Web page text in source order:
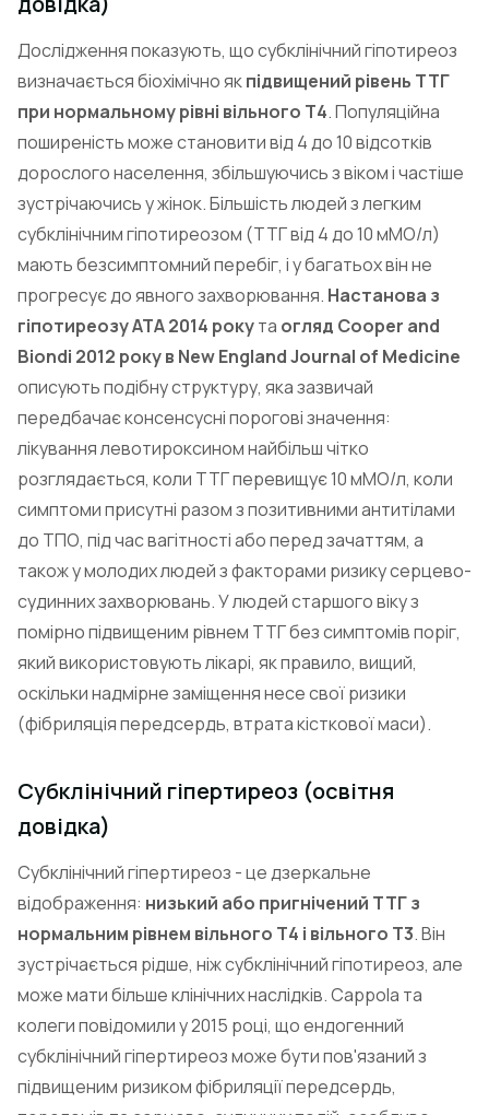
Дослідження показують, що субклінічний гіпотиреоз
визначається біохімічно якпідвищений рівень ТТГ
при нормальному рівні вільного Т4. Популяційна
поширеність може становити від 4 до 10 відсотків
дорослого населення, збільшуючись з віком і частіше
зустрічаючись у жінок. Більшість людей з легким
субклінічним гіпотиреозом (ТТГ від 4 до 10 мМО/л)
мають безсимптомний перебіг, і у багатьох він не
прогресує до явного захворювання. Настанова з
гіпотиреозу ATA 2014 рокута огляд Cooper and
Biondi 2012 року в New England Journal of Medicine
описують подібну структуру, яка зазвичай
передбачає консенсусні порогові значення:
лікування левотироксином найбільш чітко
розглядається, коли ТТГ перевищує 10 мМО/л, коли
симптоми присутні разом з позитивними антитілами
до ТПО, під час вагітності або перед зачаттям, а
також у молодих людей з факторами ризику серцево-
судинних захворювань. У людей старшого віку з
помірно підвищеним рівнем ТТГ без симптомів поріг,
який використовують лікарі, як правило, вищий,
оскільки надмірне заміщення несе свої ризики
(фібриляція передсердь, втрата кісткової маси).
Субклінічний гіпертиреоз (освітня
довідка)
Субклінічний гіпертиреоз - це дзеркальне
відображення: низький або пригнічений ТТГ з
нормальним рівнем вільного Т4 і вільного Т3. Він
зустрічається рідше, ніж субклінічний гіпотиреоз, але
може мати більше клінічних наслідків. Cappola та
колеги повідомили у 2015 році, що ендогенний
субклінічний гіпертиреоз може бути пов'язаний з
підвищеним ризиком фібриляції передсердь,